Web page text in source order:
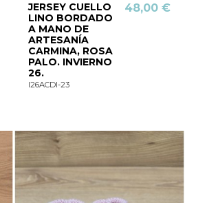
JERSEY CUELLO
LINO BORDADO
A MANO DE
ARTESANÍA
CARMINA, ROSA
PALO. INVIERNO
26.
I26ACDI-23
48,00 €